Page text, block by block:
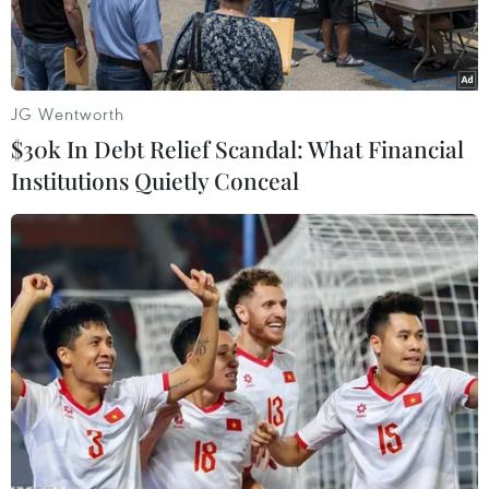
Lực lượng cứu hộ làm nhiệm vụ tại hiện trường vụ sập tòa nhà
đang xây ở Kolkata, bang Tây Bengal (Ấn Độ), ngày
18/3/2024. (Ảnh: ANI/TTXVN)
Ít nhất bảy người thiệt mạng và nhiều người
khác bị thương trong vụ sập tòa nhà đang được
xây dựng ngày 18/3 ở bang Tây Bengal, miền
JG Wentworth
$30k In Debt Relief Scandal: What Financial
Institutions Quietly Conceal